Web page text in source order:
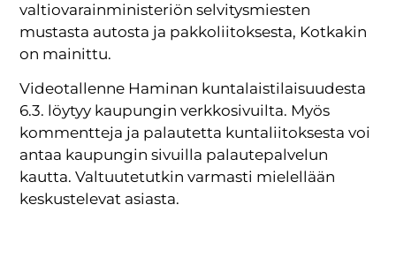
valtiovarainministeriön selvitysmiesten
mustasta autosta ja pakkoliitoksesta, Kotkakin
on mainittu.
Videotallenne Haminan kuntalaistilaisuudesta
6.3. löytyy kaupungin verkkosivuilta. Myös
kommentteja ja palautetta kuntaliitoksesta voi
antaa kaupungin sivuilla palautepalvelun
kautta. Valtuutetutkin varmasti mielellään
keskustelevat asiasta.